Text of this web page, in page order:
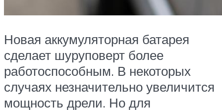
Новая аккумуляторная батарея
сделает шуруповерт более
работоспособным. В некоторых
случаях незначительно увеличится
мощность дрели. Но для